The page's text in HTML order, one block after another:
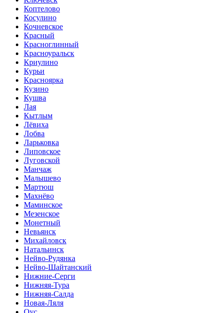
Коптелово
Косулино
Кочневское
Красный
Красноглинный
Красноуральск
Криулино
Курьи
Красноярка
Кузино
Кушва
Лая
Кытлым
Лёвиха
Лобва
Ларьковка
Липовское
Луговской
Манчаж
Малышево
Мартюш
Махнёво
Маминское
Мезенское
Монетный
Невьянск
Михайловск
Натальинск
Нейво-Рудянка
Нейво-Шайтанский
Нижние-Серги
Нижняя-Тура
Нижняя-Салда
Новая-Ляля